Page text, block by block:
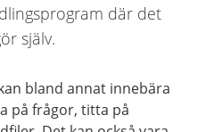
där det
själv.
bland annat innebära
på frågor, titta på